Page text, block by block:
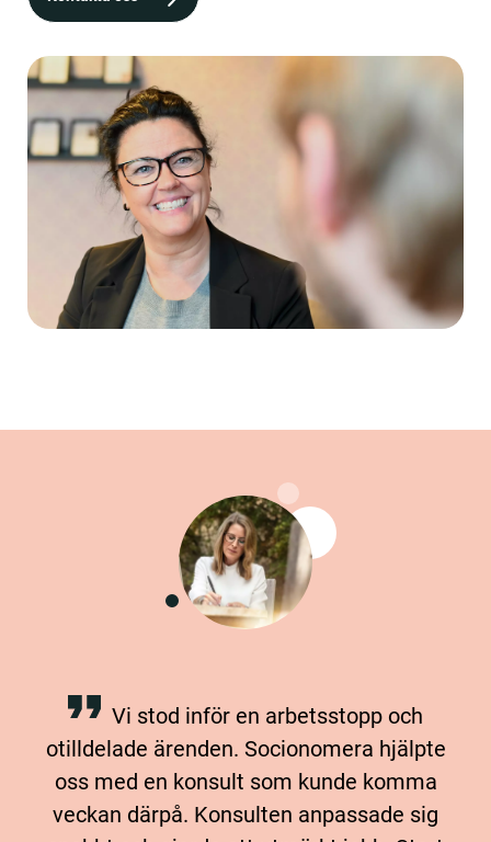
Vi stod inför en arbetsstopp och
otilldelade ärenden. Socionomera hjälpte
oss med en konsult som kunde komma
veckan därpå. Konsulten anpassade sig